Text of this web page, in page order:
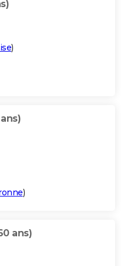
)
)
ans)